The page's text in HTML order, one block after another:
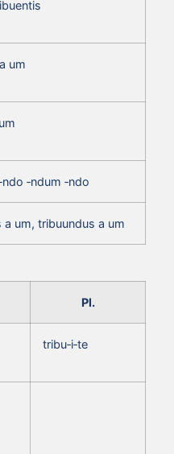
um
‑ndum ‑ndo
a um, tribuundus a um
Pl.
tribu‑i‑te